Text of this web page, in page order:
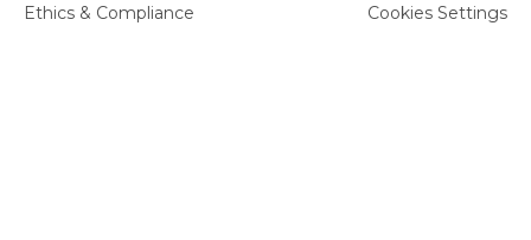
Ethics & Compliance Cookies Settings